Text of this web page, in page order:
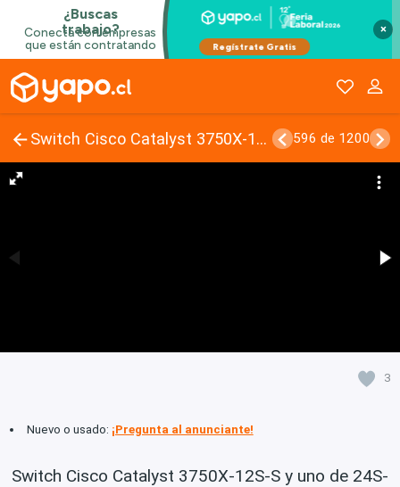
×
Switch Cisco Catalyst 3750X-12S-S y uno de 24S-S 596 de 1200
3
Nuevo o usado: ¡Pregunta al anunciante!
Switch Cisco Catalyst 3750X-12S-S y uno de 24S-